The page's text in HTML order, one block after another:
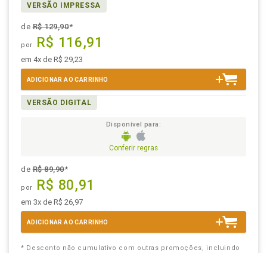
VERSÃO IMPRESSA
deR$ 129,90*
por R$ 116,91
em 4x de R$ 29,23
ADICIONAR AO CARRINHO
VERSÃO DIGITAL
Disponível para:
Conferir regras
deR$ 89,90*
por R$ 80,91
em 3x de R$ 26,97
ADICIONAR AO CARRINHO
* Desconto não cumulativo com outras promoções, incluindo